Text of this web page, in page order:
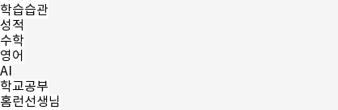
학습습관
성적
수학
영어
AI
학교공부
홈런선생님